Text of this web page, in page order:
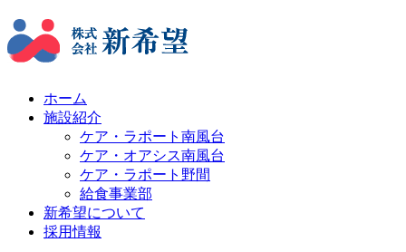
ホーム
施設紹介
ケア・ラポート南風台
ケア・オアシス南風台
ケア・ラポート野間
給食事業部
新希望について
採用情報